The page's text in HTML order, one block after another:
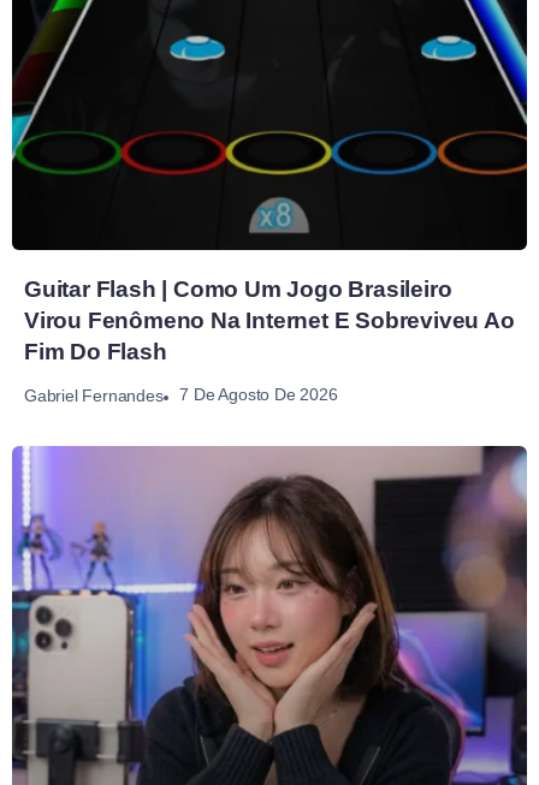
Guitar Flash | Como Um Jogo Brasileiro
Virou Fenômeno Na Internet E Sobreviveu Ao
Fim Do Flash
Gabriel Fernandes 7 De Agosto De 2026